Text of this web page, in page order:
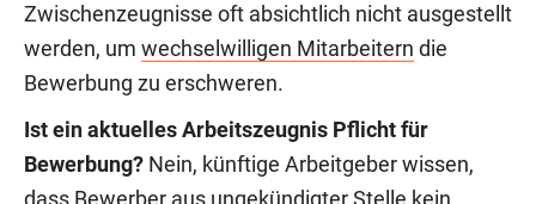
Zwischenzeugnisse oft absichtlich nicht ausgestellt
werden, um wechselwilligen Mitarbeitern die
Bewerbung zu erschweren.
Ist ein aktuelles Arbeitszeugnis Pflicht für
Bewerbung? Nein, künftige Arbeitgeber wissen,
dass Bewerber aus ungekündigter Stelle kein